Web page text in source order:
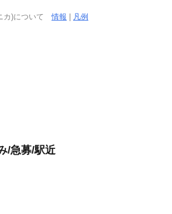
カ)について情報 | 凡例
/急募/駅近